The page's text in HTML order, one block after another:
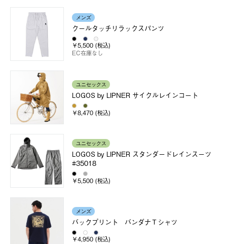
メンズ
クールタッチリラックスパンツ
￥5,500 (税込)
EC在庫なし
ユニセックス
LOGOS by LIPNER サイクルレインコート
￥8,470 (税込)
ユニセックス
LOGOS by LIPNER スタンダードレインスーツ
#35018
￥5,500 (税込)
メンズ
バックプリント バンダナＴシャツ
￥4,950 (税込)